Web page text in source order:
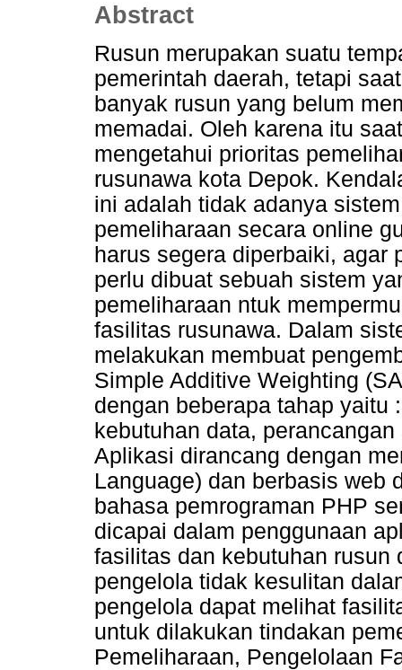
Abstract
Rusun merupakan suatu
pemerintah daerah, tetapi
banyak rusun yang belum
memadai. Oleh karena itu
mengetahui prioritas
rusunawa kota Depok.
ini adalah tidak adanya
pemeliharaan secara online
harus segera diperbaiki, agar
perlu dibuat sebuah sistem
pemeliharaan ntuk
fasilitas rusunawa. Dalam
melakukan membuat
Simple Additive Weighting
dengan beberapa tahap yaitu
kebutuhan data,
Aplikasi dirancang dengan
Language) dan berbasis web
bahasa pemrograman PHP
dicapai dalam penggunaan
fasilitas dan kebutuhan rusun
pengelola tidak kesulitan
pengelola dapat melihat
untuk dilakukan tindakan
Pemeliharaan, Pengelolaan